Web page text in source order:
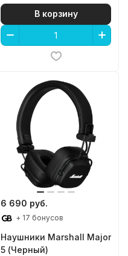
В корзину
6 690 руб.
+ 17 бонусов
Наушники Marshall Major
5 (Черный)